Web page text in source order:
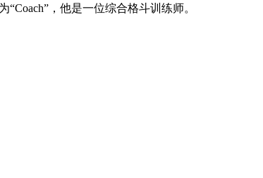
，他是一位综合格斗训练师。